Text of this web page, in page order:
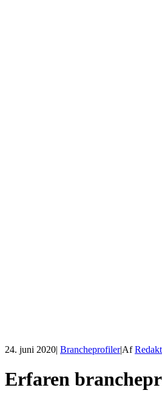
24. juni 2020| Brancheprofiler|Af
Erfaren